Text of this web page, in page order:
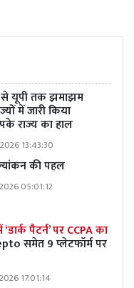
से यूपी तक झमाझम
में जारी किया
राज्य का हाल
13:43:30
की पहल
05:01:12
पैटर्न’ पर CCPA का
समेत 9 प्लेटफॉर्म पर
17:01:14